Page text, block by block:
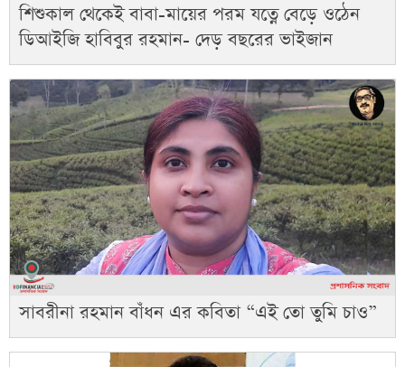
শিশুকাল থেকেই বাবা-মায়ের পরম যত্নে বেড়ে ওঠেন
ডিআইজি হাবিবুর রহমান- দেড় বছরের ভাইজান
সাবরীনা রহমান বাঁধন এর কবিতা “এই তো তুমি চাও”